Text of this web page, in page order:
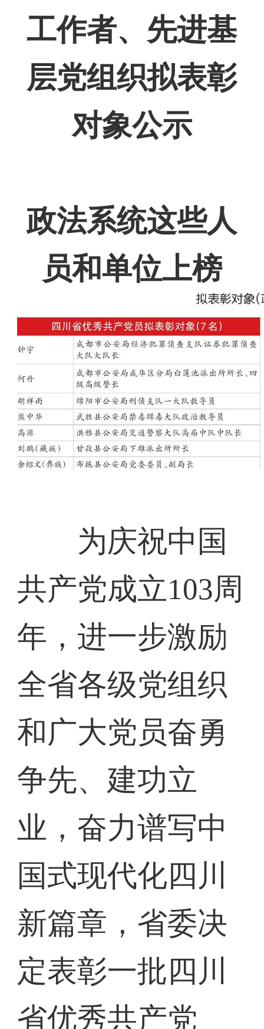
工作者、先进基
层党组织拟表彰
对象公示
政法系统这些人
员和单位上榜
为庆祝中国
共产党成立103周
年，进一步激励
全省各级党组织
和广大党员奋勇
争先、建功立
业，奋力谱写中
国式现代化四川
新篇章，省委决
定表彰一批四川
省优秀共产党